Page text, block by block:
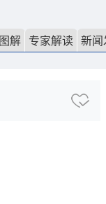
解 专家解读 新